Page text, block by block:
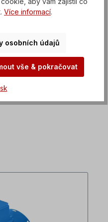
s přírubou IEC k
VDE… Více na
Více informací.
osobních údajů
vše & pokračovat